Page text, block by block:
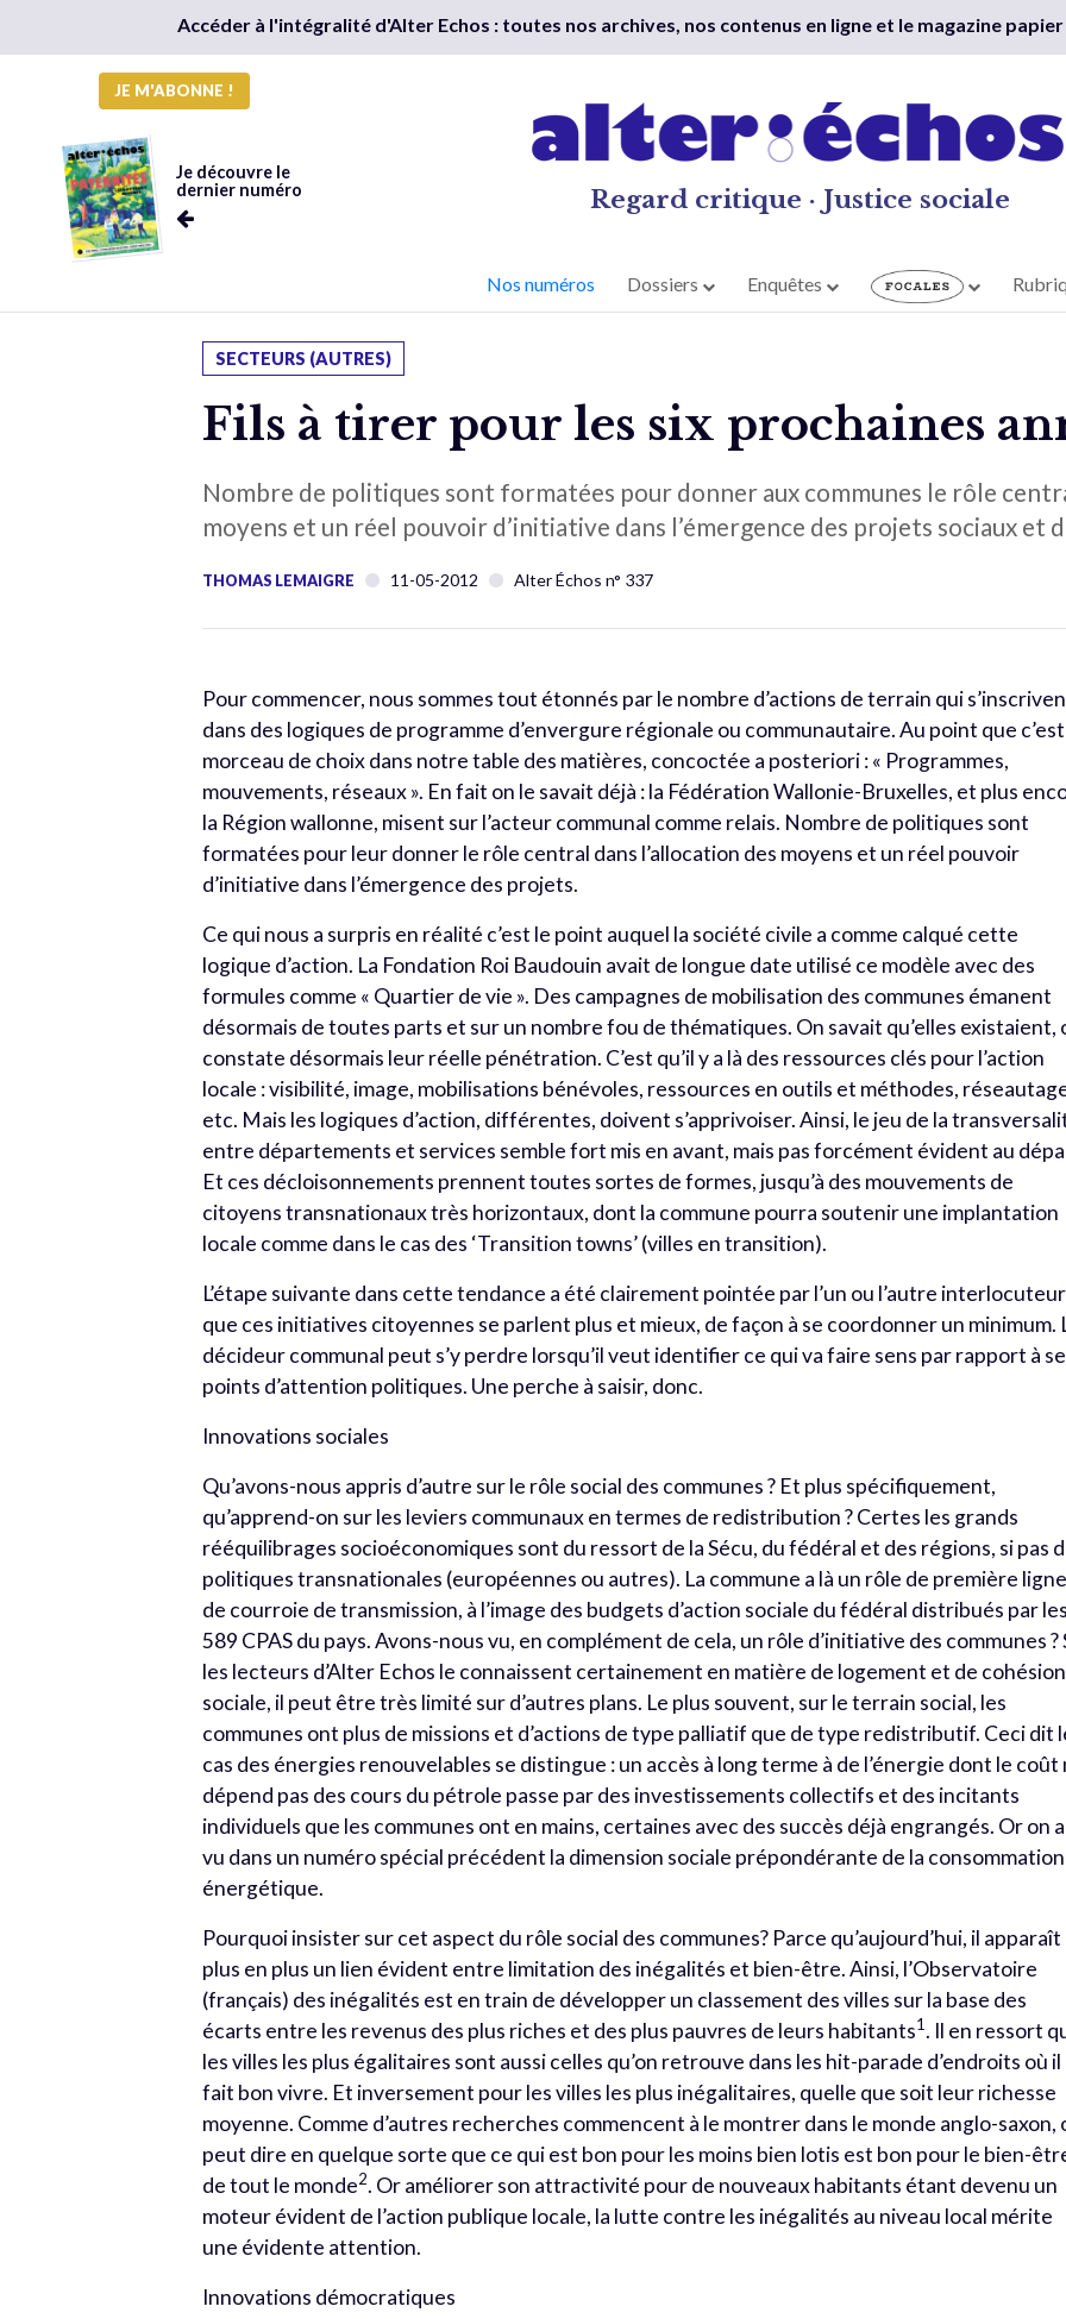
Accéder à l'intégralité d'Alter Echos : toutes nos archives, nos contenus en ligne et le magazine
JE M'ABONNE !
Je découvre le
dernier numéro
Regard critique · Justice sociale
Nos numéros Dossiers Enquêtes
SECTEURS (AUTRES)
Fils à tirer pour les six prochaines
Nombre de politiques sont formatées pour donner aux communes le rôle
moyens et un réel pouvoir d’initiative dans l’émergence des projets sociaux et
THOMAS LEMAIGRE 11-05-2012 Alter Échos n° 337
Pour commencer, nous sommes tout étonnés par le nombre d’actions de terrain qui
dans des logiques de programme d’envergure régionale ou communautaire. Au point que
morceau de choix dans notre table des matières, concoctée a posteriori : « Programmes,
mouvements, réseaux ». En fait on le savait déjà : la Fédération Wallonie-Bruxelles, et plus
la Région wallonne, misent sur l’acteur communal comme relais. Nombre de politiques sont
formatées pour leur donner le rôle central dans l’allocation des moyens et un réel pouvoir
d’initiative dans l’émergence des projets.
Ce qui nous a surpris en réalité c’est le point auquel la société civile a comme calqué cette
logique d’action. La Fondation Roi Baudouin avait de longue date utilisé ce modèle avec des
formules comme « Quartier de vie ». Des campagnes de mobilisation des communes émanent
désormais de toutes parts et sur un nombre fou de thématiques. On savait qu’elles existaient,
constate désormais leur réelle pénétration. C’est qu’il y a là des ressources clés pour l’action
locale : visibilité, image, mobilisations bénévoles, ressources en outils et méthodes,
etc. Mais les logiques d’action, différentes, doivent s’apprivoiser. Ainsi, le jeu de la
entre départements et services semble fort mis en avant, mais pas forcément évident au
Et ces décloisonnements prennent toutes sortes de formes, jusqu’à des mouvements de
citoyens transnationaux très horizontaux, dont la commune pourra soutenir une implantation
locale comme dans le cas des ‘Transition towns’ (villes en transition).
L’étape suivante dans cette tendance a été clairement pointée par l’un ou l’autre
que ces initiatives citoyennes se parlent plus et mieux, de façon à se coordonner un minimum.
décideur communal peut s’y perdre lorsqu’il veut identifier ce qui va faire sens par rapport à
points d’attention politiques. Une perche à saisir, donc.
Innovations sociales
Qu’avons-nous appris d’autre sur le rôle social des communes ? Et plus spécifiquement,
qu’apprend-on sur les leviers communaux en termes de redistribution ? Certes les grands
rééquilibrages socioéconomiques sont du ressort de la Sécu, du fédéral et des régions, si pas
politiques transnationales (européennes ou autres). La commune a là un rôle de première
de courroie de transmission, à l’image des budgets d’action sociale du fédéral distribués par
589 CPAS du pays. Avons-nous vu, en complément de cela, un rôle d’initiative des communes ?
les lecteurs d’Alter Echos le connaissent certainement en matière de logement et de cohésion
sociale, il peut être très limité sur d’autres plans. Le plus souvent, sur le terrain social, les
communes ont plus de missions et d’actions de type palliatif que de type redistributif. Ceci dit
cas des énergies renouvelables se distingue : un accès à long terme à de l’énergie dont le coût
dépend pas des cours du pétrole passe par des investissements collectifs et des incitants
individuels que les communes ont en mains, certaines avec des succès déjà engrangés. Or on a
vu dans un numéro spécial précédent la dimension sociale prépondérante de la consommation
énergétique.
Pourquoi insister sur cet aspect du rôle social des communes? Parce qu’aujourd’hui, il apparaît
plus en plus un lien évident entre limitation des inégalités et bien-être. Ainsi, l’Observatoire
(français) des inégalités est en train de développer un classement des villes sur la base des
écarts entre les revenus des plus riches et des plus pauvres de leurs habitants1. Il en ressort
les villes les plus égalitaires sont aussi celles qu’on retrouve dans les hit-parade d’endroits où il
fait bon vivre. Et inversement pour les villes les plus inégalitaires, quelle que soit leur richesse
moyenne. Comme d’autres recherches commencent à le montrer dans le monde anglo-saxon,
peut dire en quelque sorte que ce qui est bon pour les moins bien lotis est bon pour le bien-
de tout le monde2. Or améliorer son attractivité pour de nouveaux habitants étant devenu un
moteur évident de l’action publique locale, la lutte contre les inégalités au niveau local mérite
une évidente attention.
Innovations démocratiques